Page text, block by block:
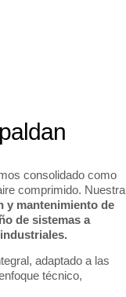
consolidado como
comprimido. Nuestra
y mantenimiento de
de sistemas a
adaptado a las
técnico,